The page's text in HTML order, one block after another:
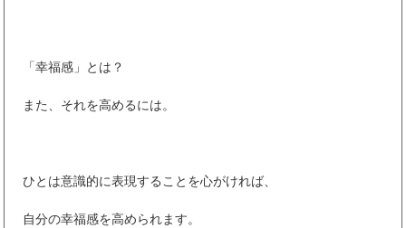
「幸福感」とは？
また、それを高めるには。
ひとは意識的に表現することを心がければ、
自分の幸福感を高められます。